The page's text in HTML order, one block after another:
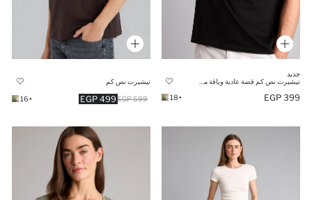
جديد
399 EGP
+18
تيشيرت نص كم
499 EGP 599 EGP
+16